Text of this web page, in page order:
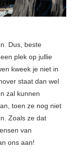
Dus, beste
plek op jullie
kweek je niet in
staat dan wel
zal kunnen
toen ze nog niet
Zoals ze dat
van
ons aan!